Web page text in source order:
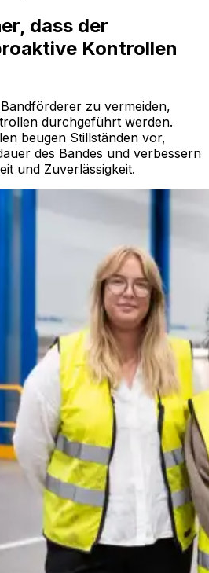
dass der
Kontrollen
zu vermeiden,
durchgeführt werden.
beugen Stillständen vor,
des Bandes und verbessern
und Zuverlässigkeit.